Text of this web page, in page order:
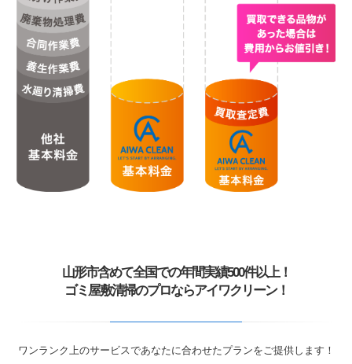
山形市含めて全国での年間実績500件以上！
ゴミ屋敷清掃のプロならアイワクリーン！
ワンランク上のサービスであなたに合わせたプランをご提供します！